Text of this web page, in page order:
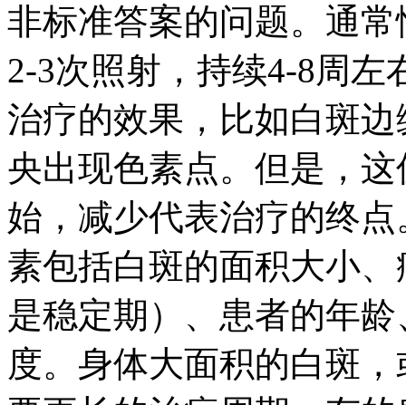
非标准答案的问题。通
2-3次照射，持续4-8周
治疗的效果，比如白斑
央出现色素点。但是，
始，减少代表治疗的终
素包括白斑的面积大小
是稳定期）、患者的年
度。身体大面积的白斑